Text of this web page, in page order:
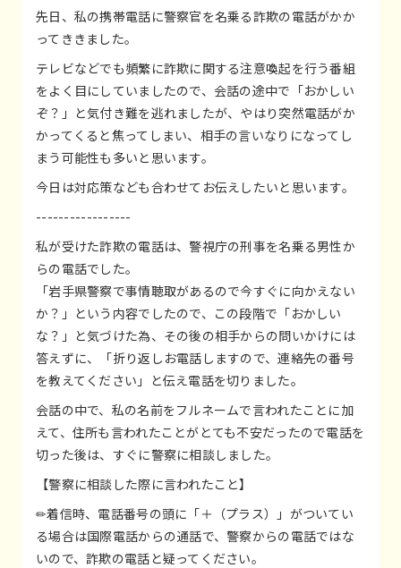
先日、私の携帯電話に警察官を名乗る詐欺の電話がかか
ってききました。
テレビなどでも頻繁に詐欺に関する注意喚起を行う番組
をよく目にしていましたので、会話の途中で「おかしい
ぞ？」と気付き難を逃れましたが、やはり突然電話がか
かってくると焦ってしまい、相手の言いなりになってし
まう可能性も多いと思います。
今日は対応策なども合わせてお伝えしたいと思います。
-----------------
私が受けた詐欺の電話は、警視庁の刑事を名乗る男性か
らの電話でした。
「岩手県警察で事情聴取があるので今すぐに向かえない
か？」という内容でしたので、この段階で「おかしい
な？」と気づけた為、その後の相手からの問いかけには
答えずに、「折り返しお電話しますので、連絡先の番号
を教えてください」と伝え電話を切りました。
会話の中で、私の名前をフルネームで言われたことに加
えて、住所も言われたことがとても不安だったので電話を
切った後は、すぐに警察に相談しました。
【警察に相談した際に言われたこと】
✏︎着信時、電話番号の頭に「＋（プラス）」がついてい
る場合は国際電話からの通話で、警察からの電話ではな
いので、詐欺の電話と疑ってください。